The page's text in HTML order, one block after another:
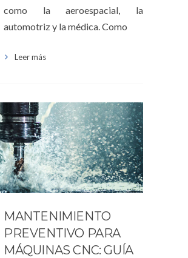
como la aeroespacial, la
automotriz y la médica. Como
Leer más
MANTENIMIENTO
PREVENTIVO PARA
MÁQUINAS CNC: GUÍA